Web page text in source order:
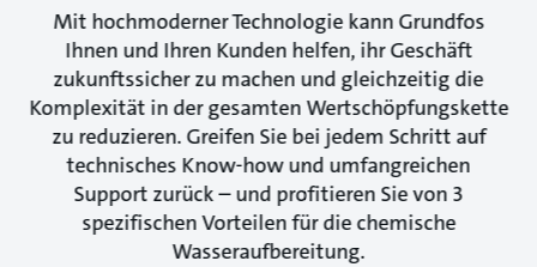
Mit hochmoderner Technologie kann Grundfos
Ihnen und Ihren Kunden helfen, ihr Geschäft
zukunftssicher zu machen und gleichzeitig die
Komplexität in der gesamten Wertschöpfungskette
zu reduzieren. Greifen Sie bei jedem Schritt auf
technisches Know-how und umfangreichen
Support zurück – und profitieren Sie von 3
spezifischen Vorteilen für die chemische
Wasseraufbereitung.